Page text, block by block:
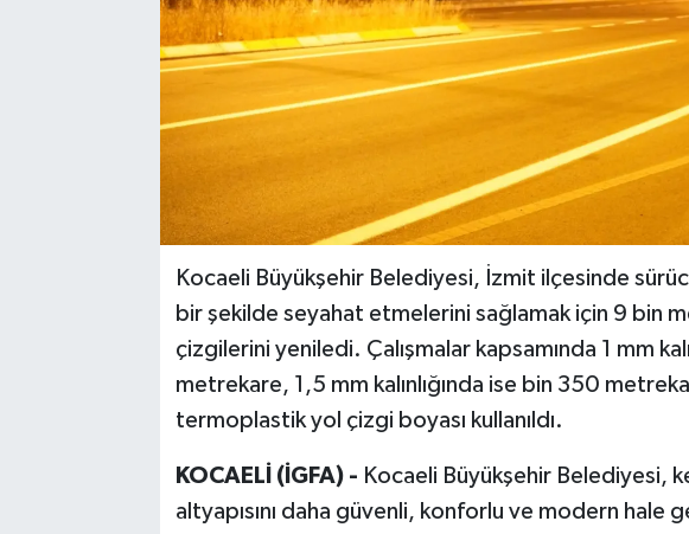
Kocaeli Büyükşehir Belediyesi, İzmit ilçesinde
bir şekilde seyahat etmelerini sağlamak için 9 bin
çizgilerini yeniledi. Çalışmalar kapsamında 1 mm
metrekare, 1,5 mm kalınlığında ise bin 350
termoplastik yol çizgi boyası kullanıldı.
KOCAELİ (İGFA) - Kocaeli Büyükşehir Belediyesi,
altyapısını daha güvenli, konforlu ve modern hale